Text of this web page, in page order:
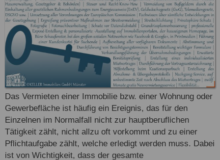
Das Vermieten einer Immobilie bzw. einer Wohnung oder
Gewerbefläche ist häufig ein Ereignis, das für den
Einzelnen im Normalfall nicht zur hauptberuflichen
Tätigkeit zählt, nicht allzu oft vorkommt und zu einer
Pflichtaufgabe zählt, welche erledigt werden muss. Dabei
ist von Wichtigkeit, dass der gesamte